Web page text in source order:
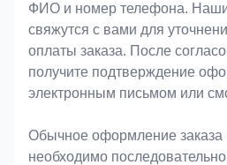
ФИО и номер телефона.
свяжутся с вами для
оплаты заказа. После
получите подтверждение
электронным письмом или
Обычное оформление заказа
необходимо